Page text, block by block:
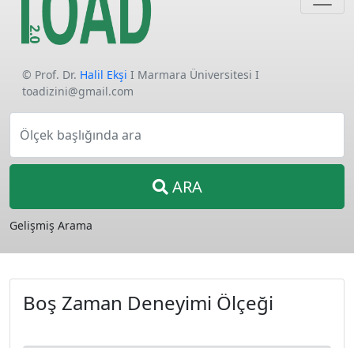
© Prof. Dr. Halil Ekşi I Marmara Üniversitesi I
toadizini@gmail.com
Ölçek başlığında ara
ARA
Gelişmiş Arama
Boş Zaman Deneyimi Ölçeği